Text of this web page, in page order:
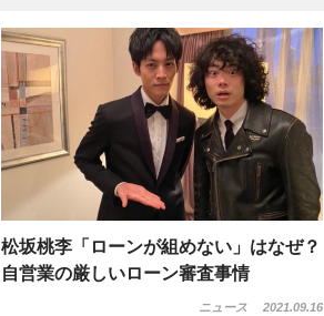
松坂桃李「ローンが組めない」はなぜ？
自営業の厳しいローン審査事情
ニュース 2021.09.16